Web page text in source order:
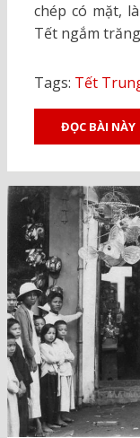
chép có mặt,
Tết ngắm
Tags: Tết
ĐỌC BÀI NÀY